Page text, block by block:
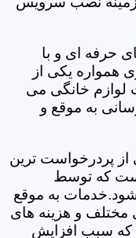
حرفه ای و با
کاری همواره یکی از
لوازم خانگی می
به موقع و
پردرخواست ترین
که توسط
به موقع
مختلف و هزینه های
که سبب افزایش